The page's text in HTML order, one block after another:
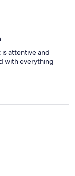
attentive and
with everything